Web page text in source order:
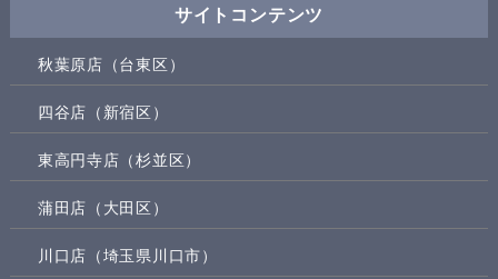
サイトコンテンツ
秋葉原店（台東区）
四谷店（新宿区）
東高円寺店（杉並区）
蒲田店（大田区）
川口店（埼玉県川口市）